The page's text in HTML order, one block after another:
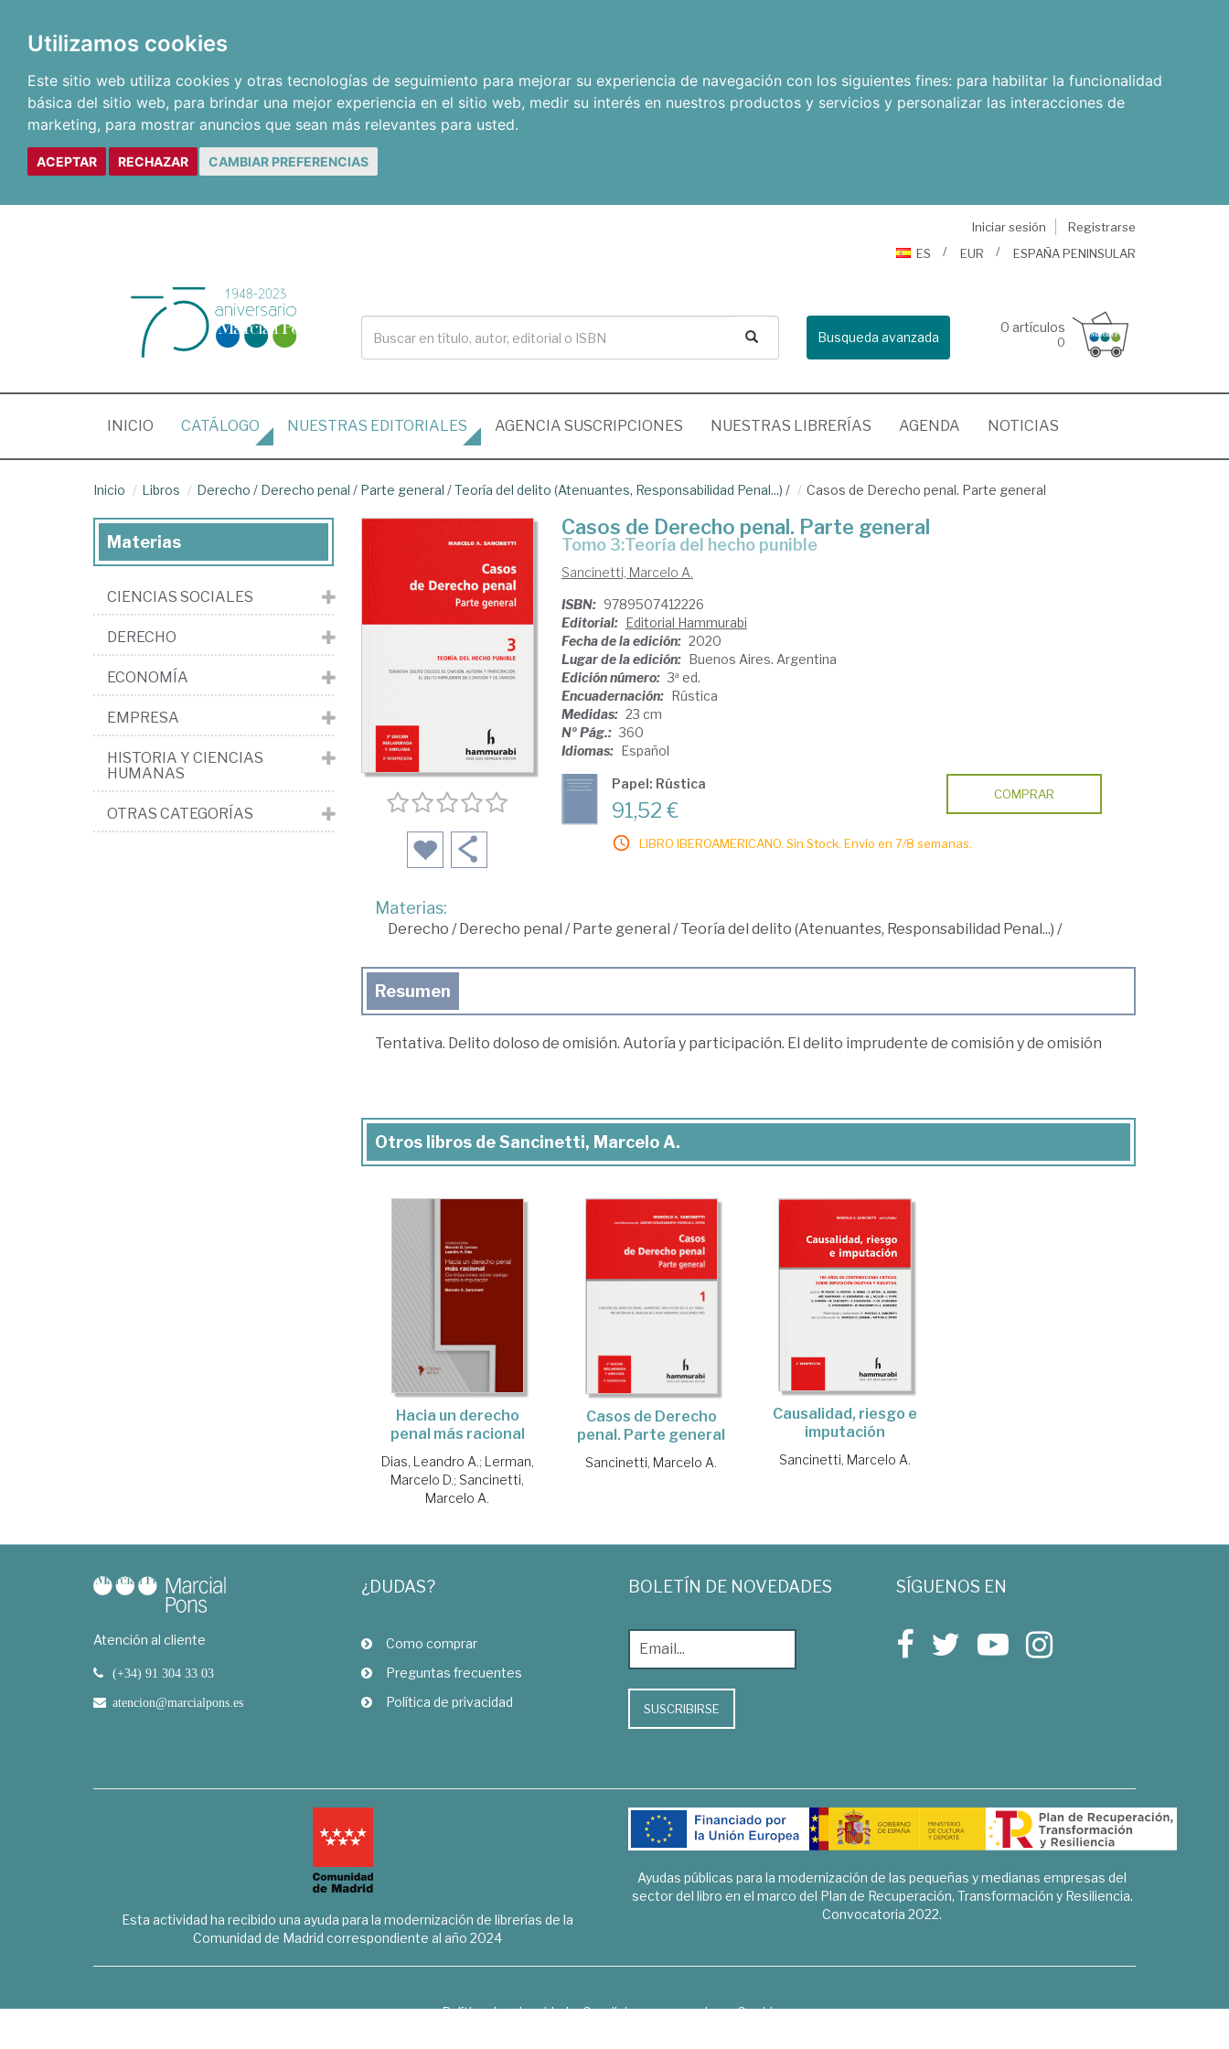
Utilizamos cookies
Este sitio web utiliza cookies y otras tecnologías de seguimiento para mejorar su experiencia de navegación con los siguientes fines: para habilitar la funcionalidad
básica del sitio web, para brindar una mejor experiencia en el sitio web, medir su interés en nuestros productos y servicios y personalizar las interacciones de
marketing, para mostrar anuncios que sean más relevantes para usted.
ACEPTAR RECHAZAR CAMBIAR PREFERENCIAS
Iniciar sesión
Registrarse
ES
EUR ESPAÑA PENINSULAR
Busqueda avanzada
0 artículos
0
INICIO (CURRENT)
CATÁLOGO NUESTRAS EDITORIALES AGENCIA SUSCRIPCIONES NUESTRAS LIBRERÍAS AGENDA NOTICIAS
Inicio Libros Derecho / Derecho penal / Parte general /Teoría del delito (Atenuantes, Responsabilidad Penal...) / Casos de Derecho penal. Parte general
Casos de Derecho penal. Parte general
Tomo 3:Teoría del hecho punible
Sancinetti, Marcelo A.
ISBN: 9789507412226
Editorial: Editorial Hammurabi
Fecha de la edición: 2020
Lugar de la edición: Buenos Aires. Argentina
Edición número: 3ª ed.
Encuadernación: Rústica
Medidas: 23 cm
Nº Pág.: 360
Idiomas: Español
Papel: Rústica
91,52 €
LIBRO IBEROAMERICANO. Sin Stock. Envío en 7/8 semanas.
COMPRAR
Materias:
Derecho / Derecho penal / Parte general /Teoría del delito (Atenuantes, Responsabilidad Penal...) /
Resumen
Tentativa. Delito doloso de omisión. Autoría y participación. El delito imprudente de comisión y de omisión
Otros libros de Sancinetti, Marcelo A.
Hacia un derecho
penal más racional
Dias, Leandro A.; Lerman,
Marcelo D.; Sancinetti,
Marcelo A.
Casos de Derecho
penal. Parte general
Sancinetti, Marcelo A.
Causalidad, riesgo e
imputación
Sancinetti, Marcelo A.
Materias
CIENCIAS SOCIALES
DERECHO
ECONOMÍA
EMPRESA
HISTORIA Y CIENCIAS
HUMANAS
OTRAS CATEGORÍAS
Atención al cliente
(+34) 91 304 33 03
atencion@marcialpons.es
¿DUDAS?
Como comprar
Preguntas frecuentes
Política de privacidad
BOLETÍN DE NOVEDADES
SUSCRIBIRSE
SÍGUENOS EN
Esta actividad ha recibido una ayuda para la modernización de librerías de la
Comunidad de Madrid correspondiente al año 2024
Ayudas públicas para la modernización de las pequeñas y medianas empresas del
sector del libro en el marco del Plan de Recuperación, Transformación y Resiliencia.
Convocatoria 2022.
Política de privacidad Condiciones generales
Cookies